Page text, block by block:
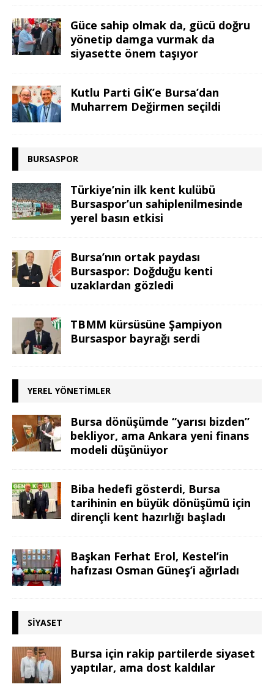
Güce sahip olmak da, gücü doğru
yönetip damga vurmak da
siyasette önem taşıyor
Kutlu Parti GİK’e Bursa’dan
Muharrem Değirmen seçildi
BURSASPOR
Türkiye’nin ilk kent kulübü
Bursaspor’un sahiplenilmesinde
yerel basın etkisi
Bursa’nın ortak paydası
Bursaspor: Doğduğu kenti
uzaklardan gözledi
TBMM kürsüsüne Şampiyon
Bursaspor bayrağı serdi
YEREL YÖNETIMLER
Bursa dönüşümde “yarısı bizden”
bekliyor, ama Ankara yeni finans
modeli düşünüyor
Biba hedefi gösterdi, Bursa
tarihinin en büyük dönüşümü için
dirençli kent hazırlığı başladı
Başkan Ferhat Erol, Kestel’in
hafızası Osman Güneş’i ağırladı
SIYASET
Bursa için rakip partilerde siyaset
yaptılar, ama dost kaldılar